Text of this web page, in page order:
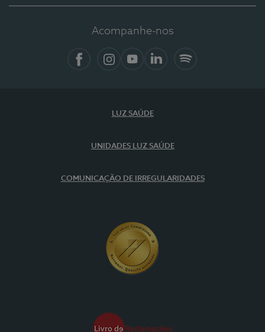
Acompanhe-nos
LUZ SAÚDE
UNIDADES LUZ SAÚDE
COMUNICAÇÃO DE IRREGULARIDADES